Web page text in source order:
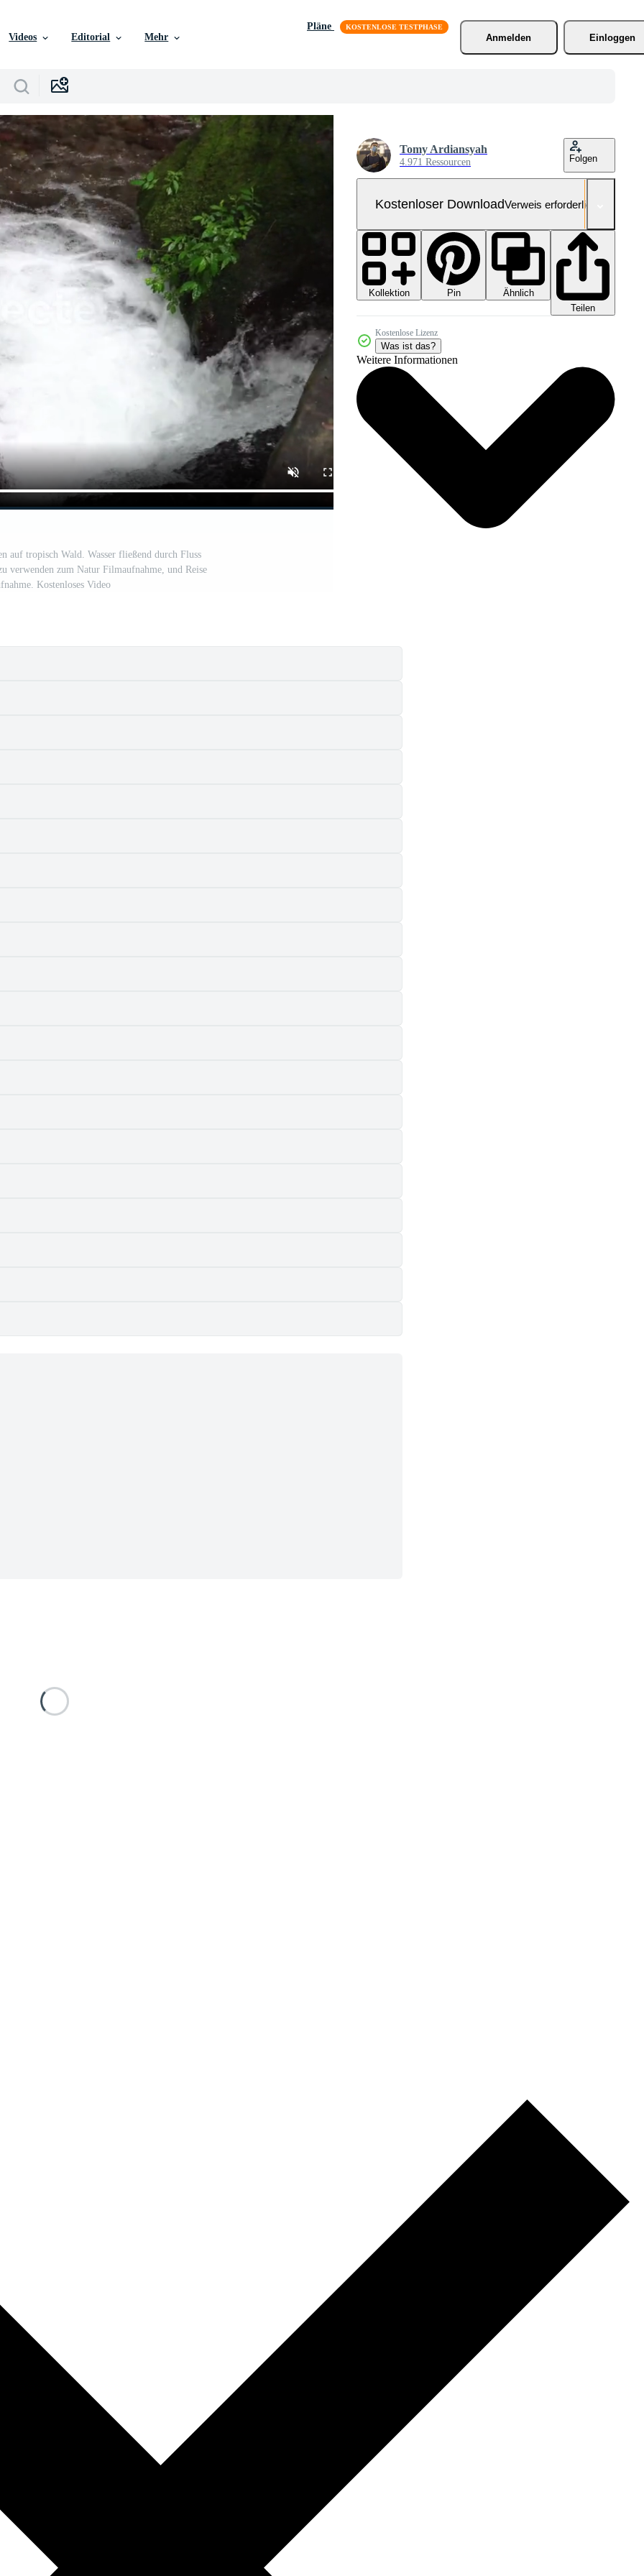
Videos Editorial Mehr
Pläne
Anmelden
Einloggen
auf tropisch Wald. Wasser fließend durch Fluss
verwenden zum Natur Filmaufnahme, und Reise
Kostenloses Video
Tomy Ardiansyah
4.971 Ressourcen Folgen
Kostenloser DownloadVerweis erforderlich
Kollektion Pin
Ähnlich
Teilen
Kostenlose Lizenz
Was ist das?
Weitere Informationen